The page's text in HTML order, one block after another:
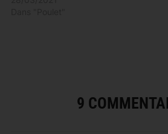
9